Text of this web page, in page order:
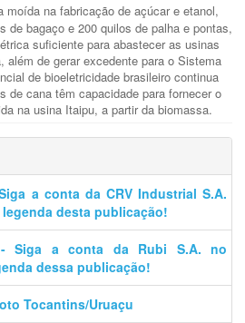
moída na fabricação de açúcar e etanol,
de bagaço e 200 quilos de palha e pontas,
suficiente para abastecer as usinas
além de gerar excedente para o Sistema
de bioeletricidade brasileiro continua
de cana têm capacidade para fornecer o
na usina Itaipu, a partir da biomassa.
a conta da CRV Industrial S.A.
legenda desta publicação!
- Siga a conta da Rubi S.A. no
dessa publicação!
Tocantins/Uruaçu